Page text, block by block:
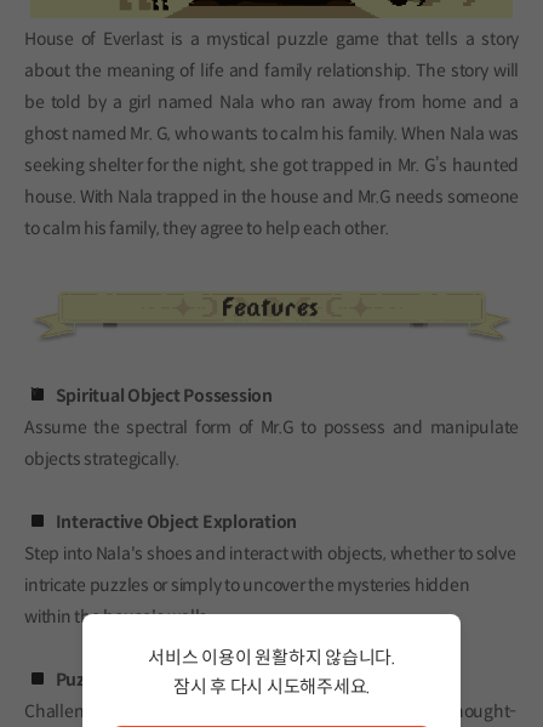
House of Everlast is a mystical puzzle game that tells a story
about the meaning of life and family relationship. The story will
be told by a girl named Nala who ran away from home and a
ghost named Mr. G, who wants to calm his family. When Nala was
seeking shelter for the night, she got trapped in Mr. G’s haunted
house. With Nala trapped in the house and Mr.G needs someone
to calm his family, they agree to help each other.
v
Spiritual Object Possession
Assume the spectral form of Mr.G to possess and manipulate
objects strategically.
Interactive Object Exploration
Step into Nala's shoes and interact with objects, whether to solve
intricate puzzles or simply to uncover the mysteries hidden
within the house's walls.
Puzzles Solving
Challenge your wits as you navigate through an array of thought-
서비스 이용이 원활하지 않습니다.
잠시 후 다시 시도해주세요.
서비스 이용이 원활하지 않습니다. <br/> 잠시 후 다시 시도